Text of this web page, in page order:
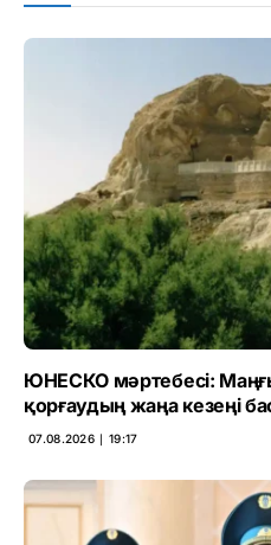
ЮНЕСКО мәртебесі:
қорғаудың жаңа кезеңі
07.08.2026 ∣ 19:17